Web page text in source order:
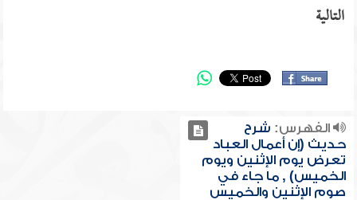
التالية
الفهرس: شرح
حديث (إن أعمال العباد
تعرض يوم الإثنين ويوم
الخميس) , ما جاء في
صوم الإثنين والخميس